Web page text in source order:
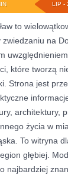
LIP -
to
zwiedzaniu na
które tworzą
Strona jest
architektury,
życia w
To witryna
głębiej.
najbardziej